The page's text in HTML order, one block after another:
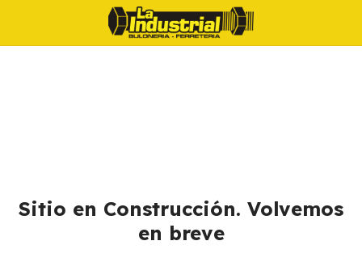
Sitio en Construcción. Volvemos
en breve